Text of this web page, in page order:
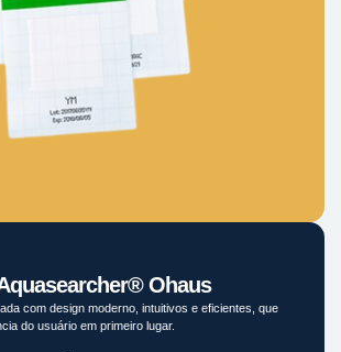
Ohaus
com design moderno, intuitivos e eficientes, que
do usuário em primeiro lugar.